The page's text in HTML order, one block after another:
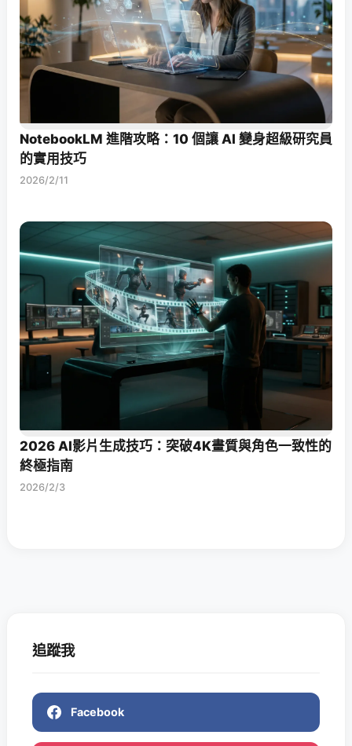
NotebookLM 進階攻略：10 個讓 AI 變身超級研究員
的實用技巧
2026/2/11
2026 AI影片生成技巧：突破4K畫質與角色一致性的
終極指南
2026/2/3
追蹤我
Facebook